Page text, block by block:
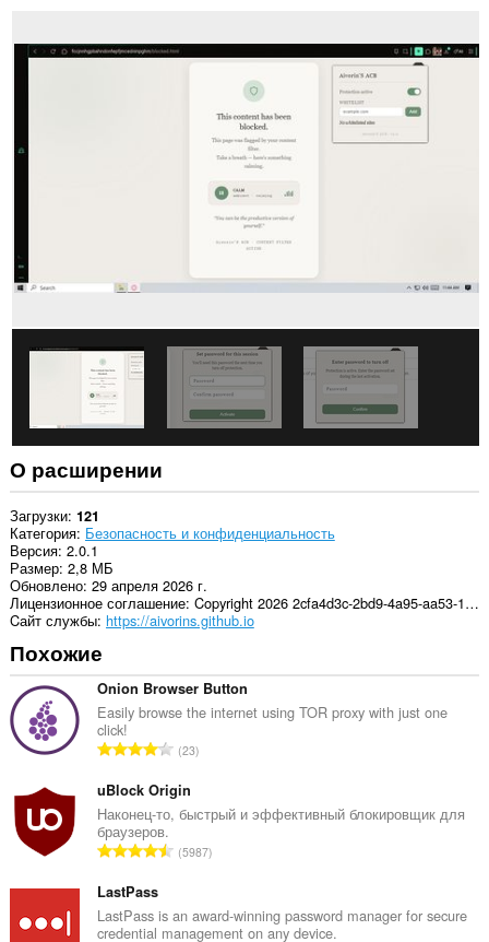
доступ
сайтах.
вашим
О расширении
Загрузки 121
Категория Безопасность и конфиденциальность
Версия 2.0.1
Размер 2,8 МБ
Обновлено 29 апреля 2026 г.
Лицензионное соглашение
Copyright 2026 2cfa4d3c-2bd9-4a95-aa53-13a3d8fae80e
Cайт службы https://aivorins.github.io
Похожие
Onion Browser Button
Easily browse the internet using TOR proxy with just one
click!
В
е
г
о
н
23
uBlock Origin
Наконец-то, быстрый и эффективный блокировщик для
браузеров.
В
г
о
5987
LastPass
LastPass is an award-winning password manager for secure
credential management on any device.